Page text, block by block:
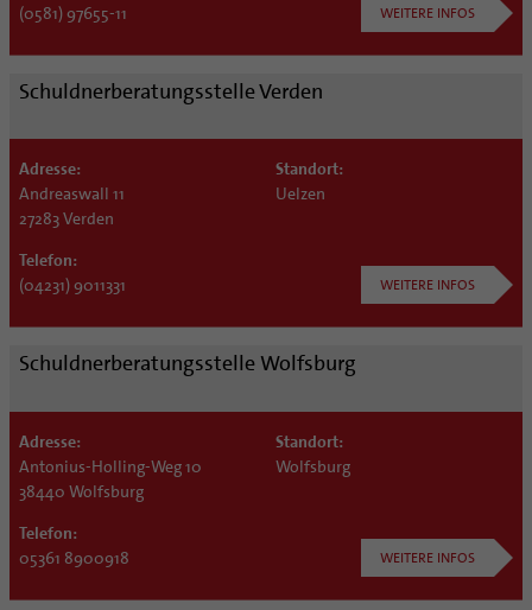
(0581) 97655-11
WEITERE INFOS
Schuldnerberatungsstelle Verden
Adresse:
Andreaswall 11
27283 Verden
Telefon:
(04231) 9011331
Standort:
Uelzen
WEITERE INFOS
Schuldnerberatungsstelle Wolfsburg
Adresse:
Antonius-Holling-Weg 10
38440 Wolfsburg
Telefon:
05361 8900918
Standort:
Wolfsburg
WEITERE INFOS